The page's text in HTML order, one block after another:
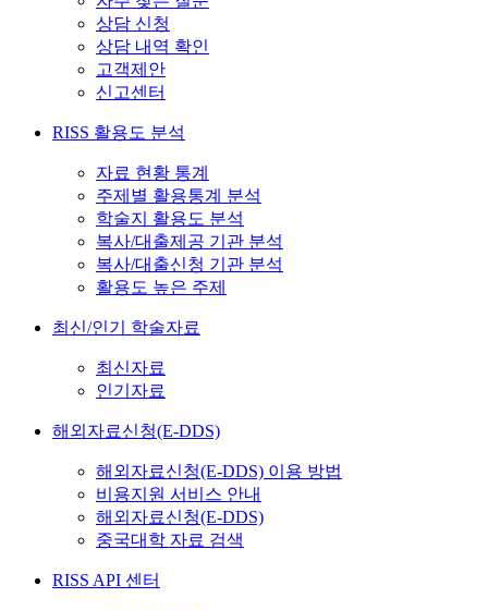
상담 신청
상담 내역 확인
고객제안
신고센터
RISS 활용도 분석
자료 현황 통계
주제별 활용통계 분석
학술지 활용도 분석
복사/대출제공 기관 분석
복사/대출신청 기관 분석
활용도 높은 주제
최신/인기 학술자료
최신자료
인기자료
해외자료신청(E-DDS)
해외자료신청(E-DDS) 이용 방법
비용지원 서비스 안내
해외자료신청(E-DDS)
중국대학 자료 검색
RISS API 센터